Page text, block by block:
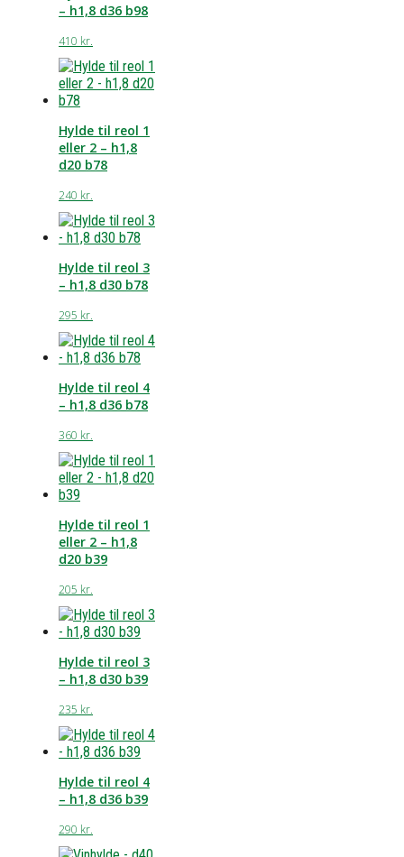
– h1,8 d36 b98
410 kr.
Hylde til reol 1
eller 2 – h1,8
d20 b78
240 kr.
Hylde til reol 3
– h1,8 d30 b78
295 kr.
Hylde til reol 4
– h1,8 d36 b78
360 kr.
Hylde til reol 1
eller 2 – h1,8
d20 b39
205 kr.
Hylde til reol 3
– h1,8 d30 b39
235 kr.
Hylde til reol 4
– h1,8 d36 b39
290 kr.